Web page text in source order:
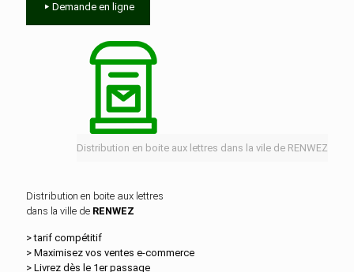
Demande en ligne
Distribution en boite aux lettres dans la vile de RENWEZ
Distribution en boite aux lettres
dans la ville de RENWEZ
> tarif compétitif
> Maximisez vos ventes e‑commerce
> Livrez dès le 1er passage